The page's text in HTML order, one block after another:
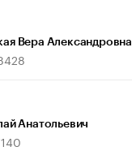
Вера Александровна
Анатольевич